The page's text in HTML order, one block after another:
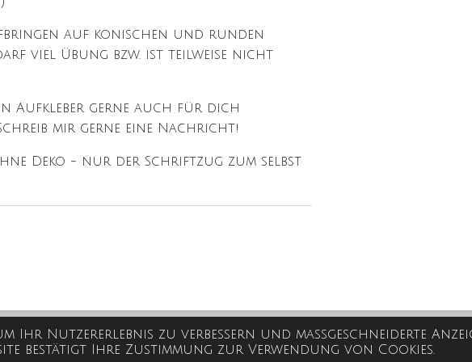
Ihr Nutzererlebnis zu verbessern und maßgeschneiderte
bestätigt Ihre Zustimmung zur Verwendung von Cookies.
auf konischen und runden
viel Übung bzw. ist teilweise nicht
Aufkleber gerne auch für dich
mir gerne eine Nachricht!
Deko - nur der Schriftzug zum selbst
Kreativfabrik